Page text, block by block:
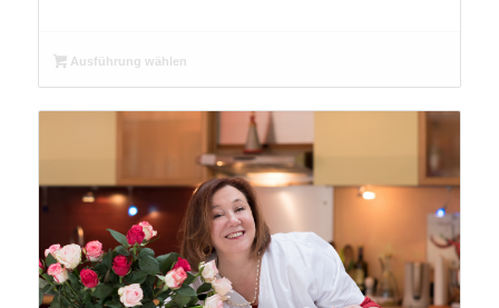
Ausführung wählen